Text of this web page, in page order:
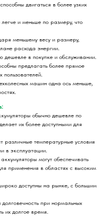
двигаться в более узких
и меньше по размеру, что
меньшему весу и размеру,
расхода энергии.
дешевле в покупке и обслуживании.
предлагать более прямое
пользователей.
машин одна ось меньше,
обычно дешевле по
их более доступными для
различные температурные условия
в эксплуатации.
могут обеспечивать
применения в областях с высоким
доступны на рынке, с большим
при нормальных
их долгое время.